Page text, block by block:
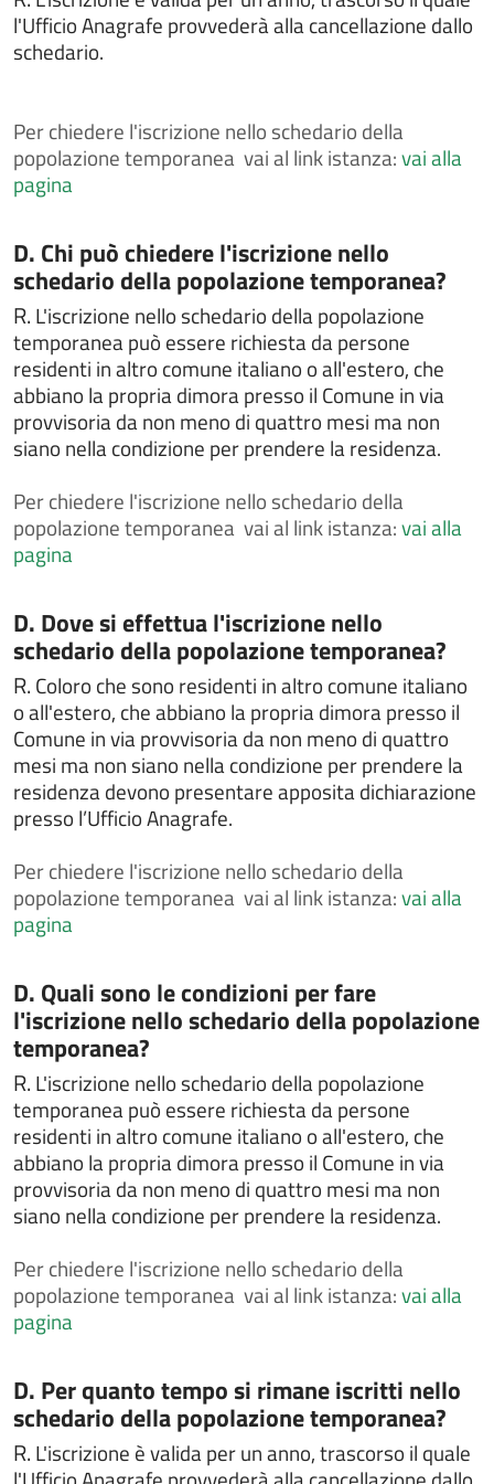
Chiedere il rilascio del passaporto
Chiedere il rilascio della tessera elettorale
Chiedere il rilascio di certificati ed estratti di atti di
stato civile
Chiedere il rilascio di certificati ed estratti di leva
militare
Chiedere il rilascio di certificato di iscrizione alle liste
elettorali
Chiedere il rilascio di copia integrale di atti di stato
civile
Chiedere il rilascio o il rinnovo della carta d'identità
elettronica
Chiedere il voto assistito
Chiedere l'assegnazione del numero civico
i cittadini comunitari
Chiedere l'attribuzione del cognome materno al
momento della nascita
cremazione
Chiedere l'autorizzazione alla esumazione,
estumulazione o traslazione
Chiedere la cittadinanza italiana
Chiedere la concessione di spazi comunali per
attività culturali o sportive
Chiedere la concessione, il rinnovo e/o la rinuncia di
loculo od ossario
loculo od ossario
Chiedere la consultazione e la copia delle liste
elettorali
Chiedere la pubblicazione di matrimonio
Chiedere la rettifica di dati anagrafici in atti di stato
civile
Chiedere la sepoltura nei cimiteri comunali
Chiedere un interpello
Chiedere un rimborso per erroneo versamento
Comunicare i dati del conducente o del locatario a
seguito di un accertamento di violazione
Contestazioni e ricorsi a verbali o atti di
accertamento
Contributo per il superamento e l'eliminazione di
barriere architettoniche in edifici privati
Costituire un'unione civile
Denuncia di smarrimento sottrazione distruzione
carta di circolazione o patente di guida
l'Ufficio Anagrafe provvederà alla cancellazione dallo
schedario.
Perchiedere l'iscrizione nello schedario della
popolazione temporanea vai al link istanza:vai alla
pagina
Categoria:
D. Chi può chiedere l'iscrizione nello
schedario della popolazione temporanea?
R. L'iscrizione nello schedario della popolazione
temporanea può essere richiesta da persone
residenti in altro comune italiano o all'estero, che
abbiano la propria dimora presso il Comune in via
provvisoria da non meno di quattro mesi ma non
siano nella condizione per prendere la residenza.
Perchiedere l'iscrizione nello schedario della
popolazione temporanea vai al link istanza:vai alla
pagina
Categoria:
D. Dove si effettua l'iscrizione nello
schedario della popolazione temporanea?
R. Coloro che sono residenti in altro comune italiano
o all'estero, che abbiano la propria dimora presso il
Comune in via provvisoria da non meno di quattro
mesi ma non siano nella condizione per prendere la
residenza devono presentare apposita dichiarazione
presso l’Ufficio Anagrafe.
Perchiedere l'iscrizione nello schedario della
popolazione temporanea vai al link istanza:vai alla
pagina
Categoria:
D. Quali sono le condizioni per fare
l'iscrizione nello schedario della popolazione
temporanea?
R. L'iscrizione nello schedario della popolazione
temporanea può essere richiesta da persone
residenti in altro comune italiano o all'estero, che
abbiano la propria dimora presso il Comune in via
provvisoria da non meno di quattro mesi ma non
siano nella condizione per prendere la residenza.
Perchiedere l'iscrizione nello schedario della
popolazione temporanea vai al link istanza:vai alla
pagina
Categoria:
D. Per quanto tempo si rimane iscritti nello
schedario della popolazione temporanea?
R. L'iscrizione è valida per un anno, trascorso il quale